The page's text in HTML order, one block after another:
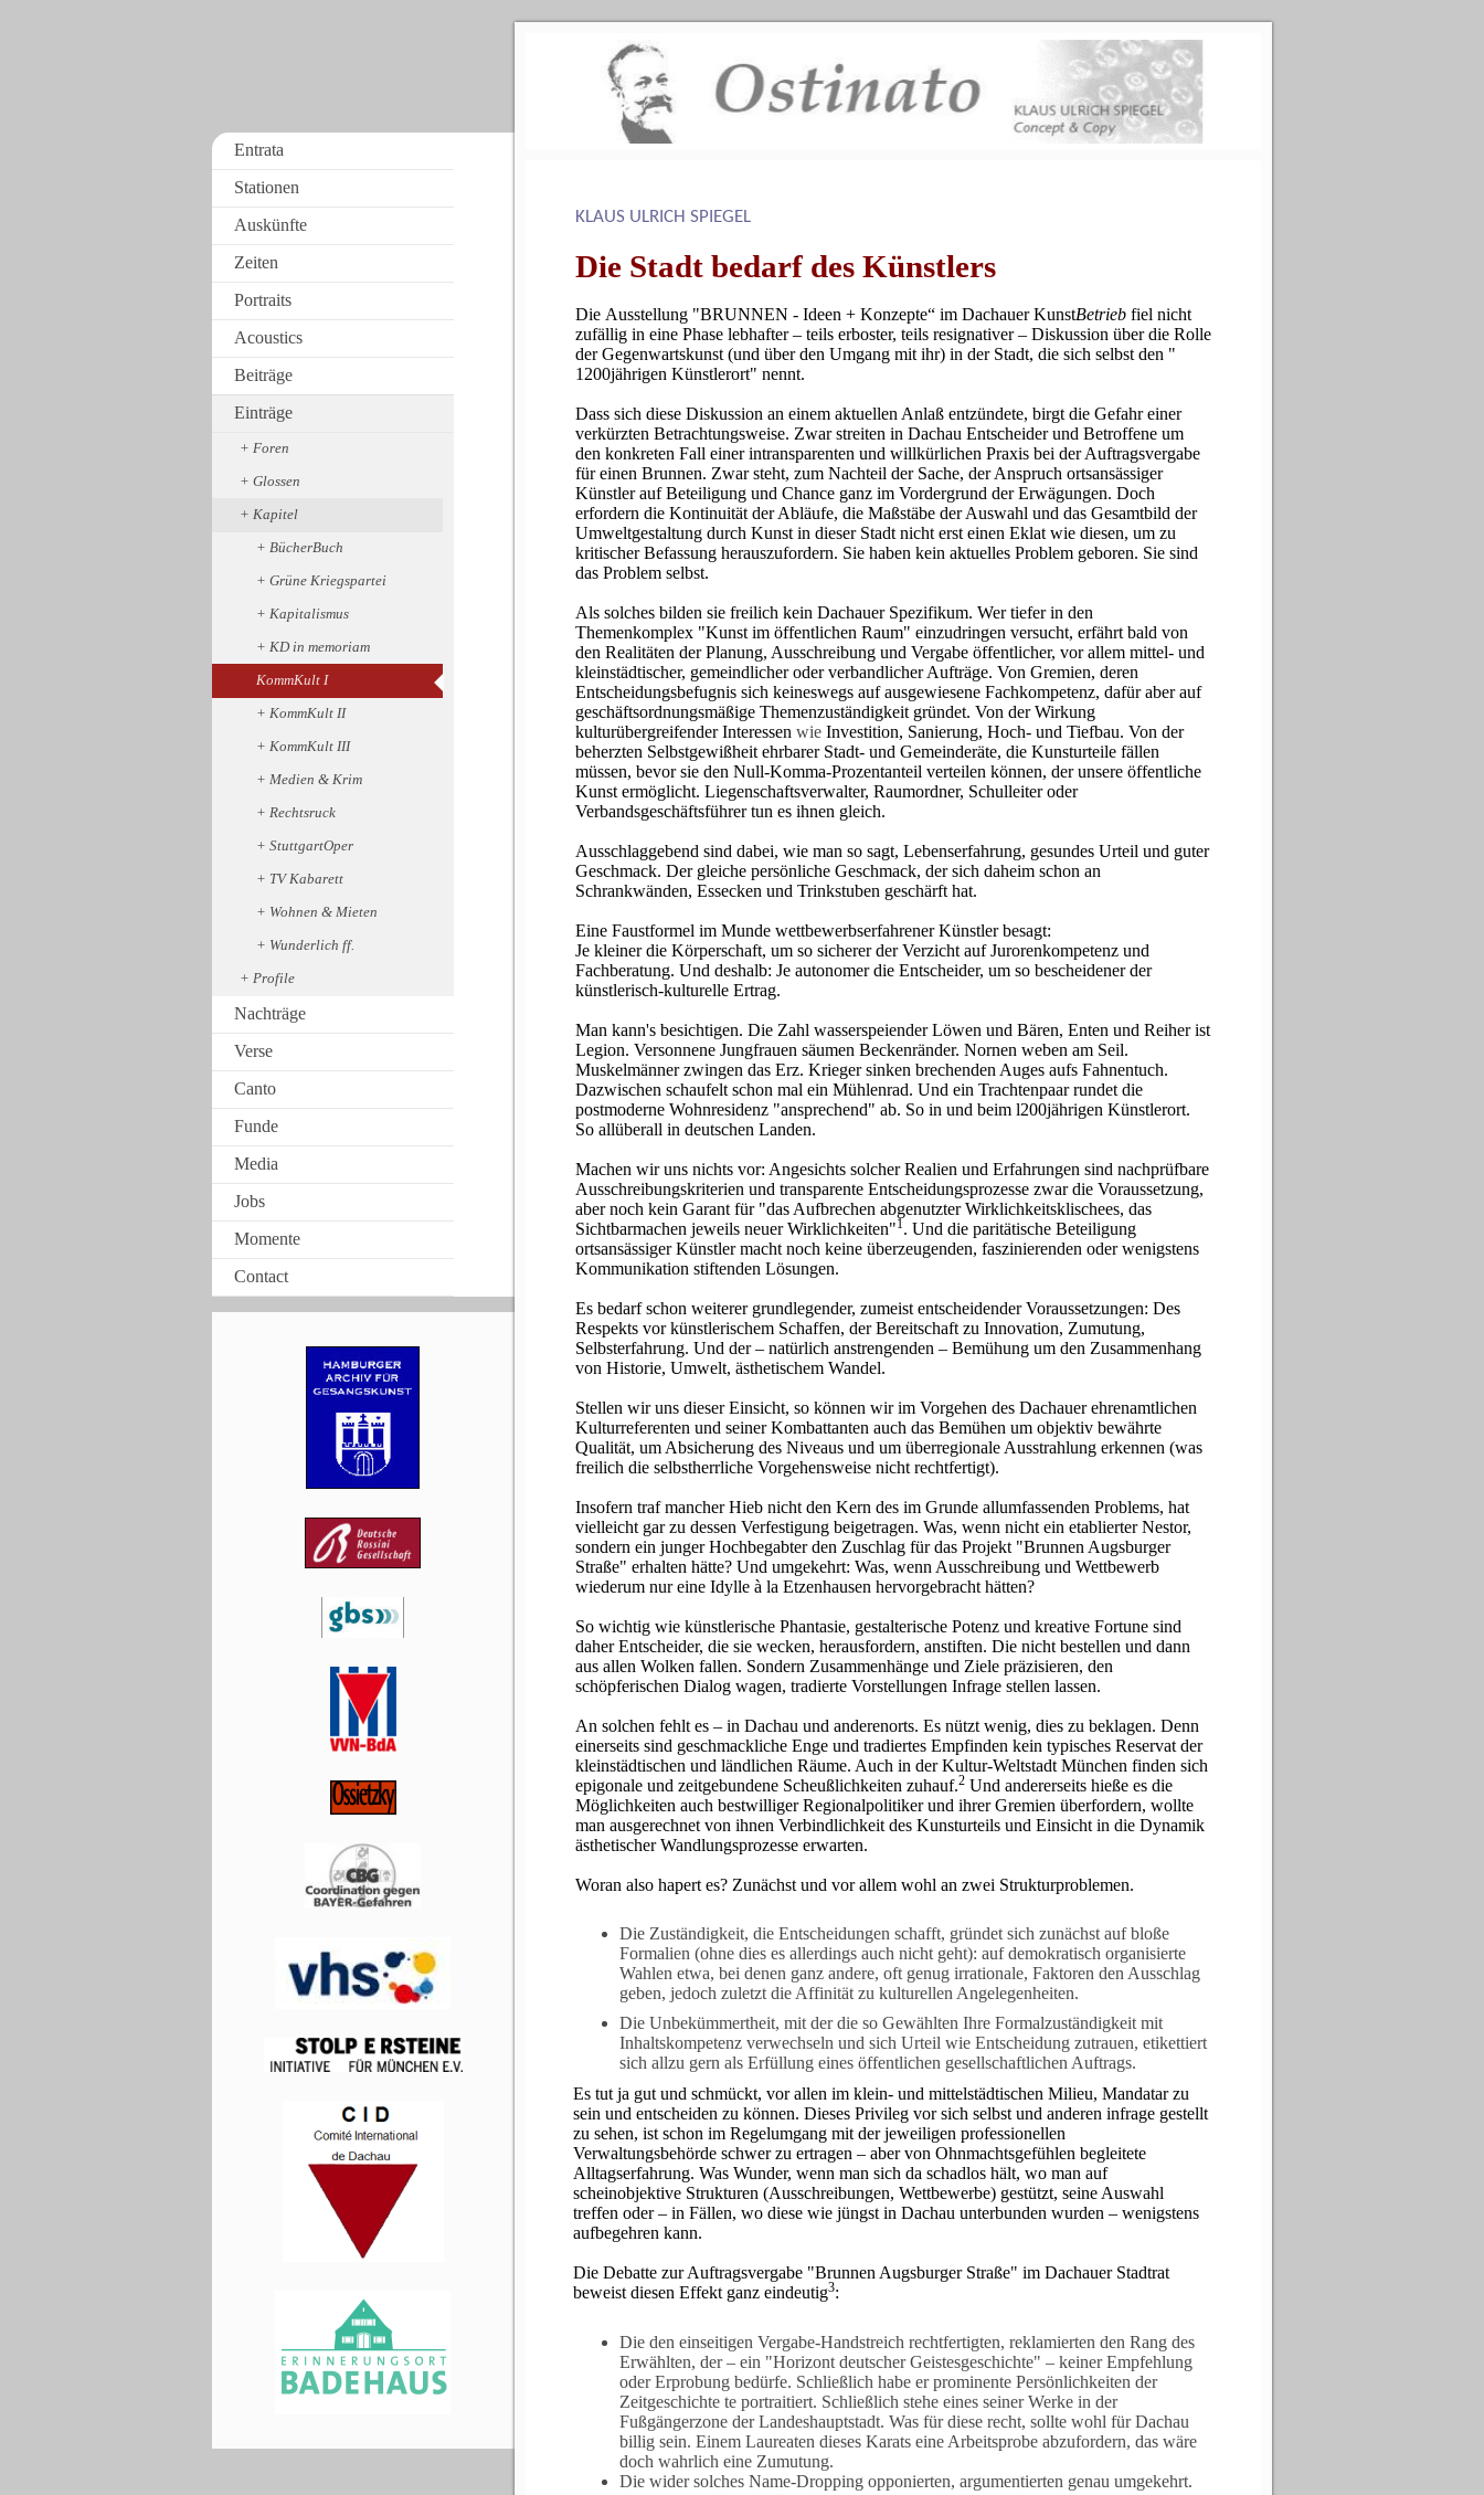
KLAUS ULRICH SPIEGEL
Die Stadt bedarf des Künstlers
Die Ausstellung "BRUNNEN - Ideen + Konzepte“ im Dachauer KunstBetriebfiel nicht
zufällig in eine Phase lebhafter – teils erboster, teils resignativer – Diskussion über die Rolle
der Gegenwartskunst (und über den Umgang mit ihr) in der Stadt, die sich selbst den "
1200jährigen Künstlerort" nennt.
Dass sich diese Diskussion an einem aktuellen Anlaß entzündete, birgt die Gefahr einer
verkürzten Betrachtungsweise. Zwar streiten in Dachau Entscheider und Betroffene um
den konkreten Fall einer intransparenten und willkürlichen Praxis bei der Auftragsvergabe
für einen Brunnen. Zwar steht, zum Nachteil der Sache, der Anspruch ortsansässiger
Künstler auf Beteiligung und Chance ganz im Vordergrund der Erwägungen. Doch
erfordern die Kontinuität der Abläufe, die Maßstäbe der Auswahl und das Gesamtbild der
Umweltgestaltung durch Kunst in dieser Stadt nicht erst einen Eklat wie diesen, um zu
kritischer Befassung herauszufordern. Sie haben kein aktuelles Problem geboren. Sie sind
das Problem selbst.
Als solches bilden sie freilich kein Dachauer Spezifikum. Wer tiefer in den
Themenkomplex "Kunst im öffentlichen Raum" einzudringen versucht, erfährt bald von
den Realitäten der Planung, Ausschreibung und Vergabe öffentlicher, vor allem mittel- und
kleinstädtischer, gemeindlicher oder verbandlicher Aufträge. Von Gremien, deren
Entscheidungsbefugnis sich keineswegs auf ausgewiesene Fachkompetenz, dafür aber auf
geschäftsordnungsmäßige Themenzuständigkeit gründet. Von der Wirkung
kulturübergreifender Interessen wie Investition, Sanierung, Hoch- und Tiefbau. Von der
beherzten Selbstgewißheit ehrbarer Stadt- und Gemeinderäte, die Kunsturteile fällen
müssen, bevor sie den Null-Komma-Prozentanteil verteilen können, der unsere öffentliche
Kunst ermöglicht. Liegenschaftsverwalter, Raumordner, Schulleiter oder
Verbandsgeschäftsführer tun es ihnen gleich.
Ausschlaggebend sind dabei, wie man so sagt, Lebenserfahrung, gesundes Urteil und guter
Geschmack. Der gleiche persönliche Geschmack, der sich daheim schon an
Schrankwänden, Essecken und Trinkstuben geschärft hat.
Eine Faustformel im Munde wettbewerbserfahrener Künstler besagt:
Je kleiner die Körperschaft, um so sicherer der Verzicht auf Jurorenkompetenz und
Fachberatung. Und deshalb: Je autonomer die Entscheider, um so bescheidener der
künstlerisch-kulturelle Ertrag.
Man kann's besichtigen. Die Zahl wasserspeiender Löwen und Bären, Enten und Reiher ist
Legion. Versonnene Jungfrauen säumen Beckenränder. Nornen weben am Seil.
Muskelmänner zwingen das Erz. Krieger sinken brechenden Auges aufs Fahnentuch.
Dazwischen schaufelt schon mal ein Mühlenrad. Und ein Trachtenpaar rundet die
postmoderne Wohnresidenz "ansprechend" ab. So in und beim l200jährigen Künstlerort.
So allüberall in deutschen Landen.
Machen wir uns nichts vor: Angesichts solcher Realien und Erfahrungen sind nachprüfbare
Ausschreibungskriterien und transparente Entscheidungsprozesse zwar die Voraussetzung,
aber noch kein Garant für "das Aufbrechen abgenutzter Wirklichkeitsklischees, das
Sichtbarmachen jeweils neuer Wirklichkeiten"1. Und die paritätische Beteiligung
ortsansässiger Künstler macht noch keine überzeugenden, faszinierenden oder wenigstens
Kommunikation stiftenden Lösungen.
Es bedarf schon weiterer grundlegender, zumeist entscheidender Voraussetzungen: Des
Respekts vor künstlerischem Schaffen, der Bereitschaft zu Innovation, Zumutung,
Selbsterfahrung. Und der – natürlich anstrengenden – Bemühung um den Zusammenhang
von Historie, Umwelt, ästhetischem Wandel.
Stellen wir uns dieser Einsicht, so können wir im Vorgehen des Dachauer ehrenamtlichen
Kulturreferenten und seiner Kombattanten auch das Bemühen um objektiv bewährte
Qualität, um Absicherung des Niveaus und um überregionale Ausstrahlung erkennen (was
freilich die selbstherrliche Vorgehensweise nicht rechtfertigt).
Insofern traf mancher Hieb nicht den Kern des im Grunde allumfassenden Problems, hat
vielleicht gar zu dessen Verfestigung beigetragen. Was, wenn nicht ein etablierter Nestor,
sondern ein junger Hochbegabter den Zuschlag für das Projekt "Brunnen Augsburger
Straße" erhalten hätte? Und umgekehrt: Was, wenn Ausschreibung und Wettbewerb
wiederum nur eine Idylle à la Etzenhausen hervorgebracht hätten?
So wichtig wie künstlerische Phantasie, gestalterische Potenz und kreative Fortune sind
daher Entscheider, die sie wecken, herausfordern, anstiften. Die nicht bestellen und dann
aus allen Wolken fallen. Sondern Zusammenhänge und Ziele präzisieren, den
schöpferischen Dialog wagen, tradierte Vorstellungen Infrage stellen lassen.
An solchen fehlt es – in Dachau und anderenorts. Es nützt wenig, dies zu beklagen. Denn
einerseits sind geschmackliche Enge und tradiertes Empfinden kein typisches Reservat der
kleinstädtischen und ländlichen Räume. Auch in der Kultur-Weltstadt München finden sich
epigonale und zeitgebundene Scheußlichkeiten zuhauf.2Und andererseits hieße es die
Möglichkeiten auch bestwilliger Regionalpolitiker und ihrer Gremien überfordern, wollte
man ausgerechnet von ihnen Verbindlichkeit des Kunsturteils und Einsicht in die Dynamik
ästhetischer Wandlungsprozesse erwarten.
Woran also hapert es? Zunächst und vor allem wohl an zwei Strukturproblemen.
Die Zuständigkeit, die Entscheidungen schafft, gründet sich zunächst auf bloße
Formalien (ohne dies es allerdings auch nicht geht): auf demokratisch organisierte
Wahlen etwa, bei denen ganz andere, oft genug irrationale, Faktoren den Ausschlag
geben, jedoch zuletzt die Affinität zu kulturellen Angelegenheiten.
Die Unbekümmertheit, mit der die so Gewählten Ihre Formalzuständigkeit mit
Inhaltskompetenz verwechseln und sich Urteil wie Entscheidung zutrauen, etikettiert
sich allzu gern als Erfüllung eines öffentlichen gesellschaftlichen Auftrags.
Es tut ja gut und schmückt, vor allen im klein- und mittelstädtischen Milieu, Mandatar zu
sein und entscheiden zu können. Dieses Privileg vor sich selbst und anderen infrage gestellt
zu sehen, ist schon im Regelumgang mit der jeweiligen professionellen
Verwaltungsbehörde schwer zu ertragen – aber von Ohnmachtsgefühlen begleitete
Alltagserfahrung. Was Wunder, wenn man sich da schadlos hält, wo man auf
scheinobjektive Strukturen (Ausschreibungen, Wettbewerbe) gestützt, seine Auswahl
treffen oder – in Fällen, wo diese wie jüngst in Dachau unterbunden wurden – wenigstens
aufbegehren kann.
Die Debatte zur Auftragsvergabe "Brunnen Augsburger Straße" im Dachauer Stadtrat
beweist diesen Effekt ganz eindeutig3:
Die den einseitigen Vergabe-Handstreich rechtfertigten, reklamierten den Rang des
Erwählten, der – ein "Horizont deutscher Geistesgeschichte" – keiner Empfehlung
oder Erprobung bedürfe. Schließlich habe er prominente Persönlichkeiten der
Zeitgeschichte te portraitiert. Schließlich stehe eines seiner Werke in der
Fußgängerzone der Landeshauptstadt. Was für diese recht, sollte wohl für Dachau
billig sein. Einem Laureaten dieses Karats eine Arbeitsprobe abzufordern, das wäre
doch wahrlich eine Zumutung.
Die wider solches Name-Dropping opponierten, argumentierten genau umgekehrt.
Entrata
Stationen
Auskünfte
Zeiten
Portraits
Acoustics
Beiträge
Einträge
Foren
Glossen
Kapitel
BücherBuch
Grüne Kriegspartei
Kapitalismus
KD in memoriam
KommKult I
KommKult II
KommKult III
Medien & Krim
Rechtsruck
StuttgartOper
TV Kabarett
Wohnen & Mieten
Wunderlich ff.
Profile
Nachträge
Verse
Canto
Funde
Media
Jobs
Momente
Contact